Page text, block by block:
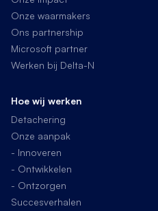
Onze waarmakers
Ons partnership
Microsoft partner
Werken bij Delta-N
Hoe wij werken
Detachering
Onze aanpak
- Innoveren
- Ontwikkelen
- Ontzorgen
Succesverhalen